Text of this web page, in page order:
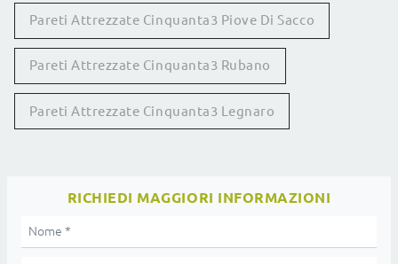
Pareti Attrezzate Cinquanta3 Piove Di Sacco
Pareti Attrezzate Cinquanta3 Rubano
Pareti Attrezzate Cinquanta3 Legnaro
RICHIEDI MAGGIORI INFORMAZIONI